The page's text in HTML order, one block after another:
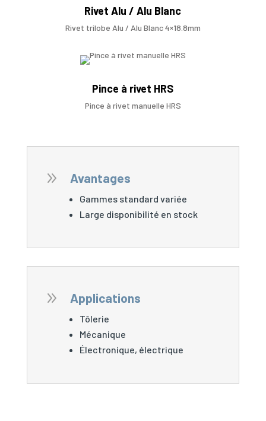
Rivet Alu / Alu Blanc
Rivet trilobe Alu / Alu Blanc 4×18.8mm
Pince à rivet HRS
Pince à rivet manuelle HRS
9 Avantages
Gammes standard variée
Large disponibilité en stock
9 Applications
Tôlerie
Mécanique
Électronique, électrique